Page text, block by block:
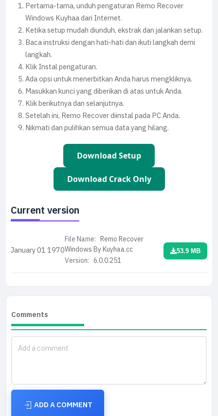
Pertama-tama, unduh pengaturan Remo Recover
Windows Kuyhaa dari Internet.
Ketika setup mudah diunduh, ekstrak dan jalankan setup.
Baca instruksi dengan hati-hati dan ikuti langkah demi
langkah.
Klik Instal pengaturan.
Ada opsi untuk menerbitkan Anda harus mengkliknya.
Masukkan kunci yang diberikan di atas untuk Anda.
Klik berikutnya dan selanjutnya.
Setelah ini, Remo Recover diinstal pada PC Anda.
Nikmati dan pulihkan semua data yang hilang.
Download Setup
Download Crack Only
Current version
January 011970
File Name: Remo Recover
Windows By Kuyhaa.cc
Version: 6.0.0.251
53.9 MB
Comments
ADD A COMMENT